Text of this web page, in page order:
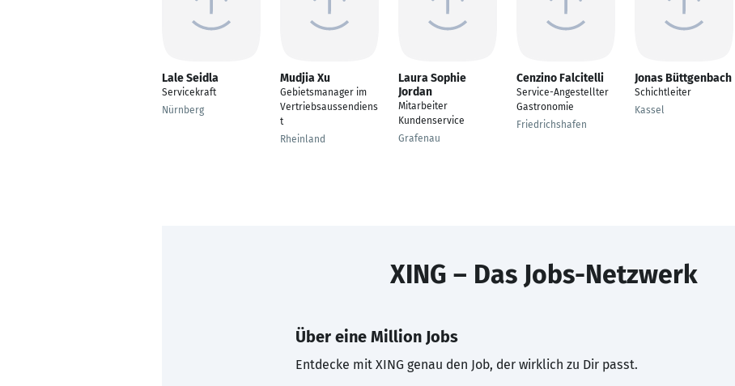
Lale Seidla
Servicekraft
Nürnberg
Mudjia Xu
Gebietsmanager im
Vertriebsaussendiens
t
Rheinland
Laura Sophie
Jordan
Mitarbeiter
Kundenservice
Grafenau
Cenzino Falcitelli
Service-Angestellter
Gastronomie
Friedrichshafen
Jonas Büttgenbach
Schichtleiter
Kassel
XING – Das Jobs-Netzwerk
Über eine Million Jobs
Entdecke mit XING genau den Job, der wirklich zu Dir passt.